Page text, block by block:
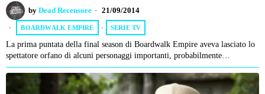
by Dead Recensore 21/09/2014
BOARDWALK EMPIRE · SERIE TV
La prima puntata della final season di Boardwalk Empire aveva lasciato lo
spettatore orfano di alcuni personaggi importanti, probabilmente…